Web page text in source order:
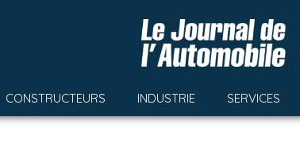
CONSTRUCTEURS INDUSTRIE SERVICES